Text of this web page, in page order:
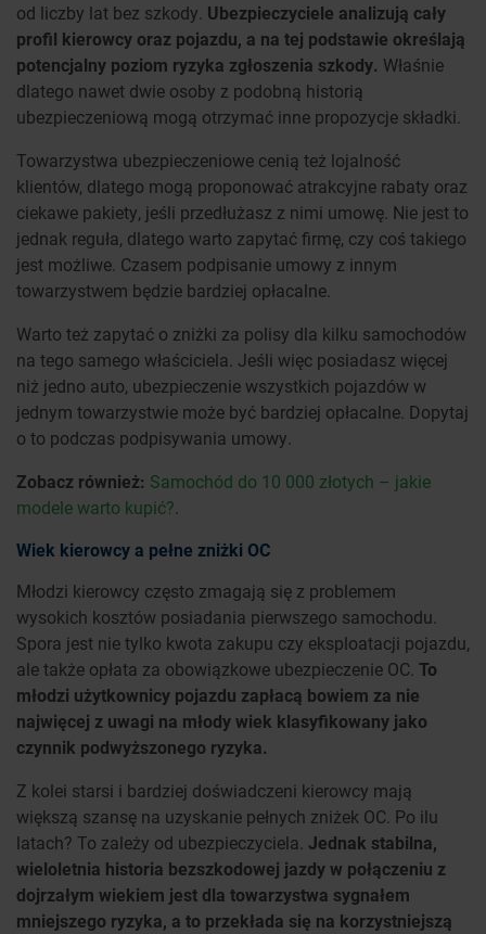
od liczby lat bez szkody. Ubezpieczyciele analizują cały
profil kierowcy oraz pojazdu, a na tej podstawie określają
potencjalny poziom ryzyka zgłoszenia szkody. Właśnie
dlatego nawet dwie osoby z podobną historią
ubezpieczeniową mogą otrzymać inne propozycje składki.
Towarzystwa ubezpieczeniowe cenią też lojalność
klientów, dlatego mogą proponować atrakcyjne rabaty oraz
ciekawe pakiety, jeśli przedłużasz z nimi umowę. Nie jest to
jednak reguła, dlatego warto zapytać firmę, czy coś takiego
jest możliwe. Czasem podpisanie umowy z innym
towarzystwem będzie bardziej opłacalne.
Warto też zapytać o zniżki za polisy dla kilku samochodów
na tego samego właściciela. Jeśli więc posiadasz więcej
niż jedno auto, ubezpieczenie wszystkich pojazdów w
jednym towarzystwie może być bardziej opłacalne. Dopytaj
o to podczas podpisywania umowy.
Zobacz również: Samochód do 10 000 złotych – jakie
modele warto kupić?.
Wiek kierowcy a pełne zniżki OC
Młodzi kierowcy często zmagają się z problemem
wysokich kosztów posiadania pierwszego samochodu.
Spora jest nie tylko kwota zakupu czy eksploatacji pojazdu,
ale także opłata za obowiązkowe ubezpieczenie OC. To
młodzi użytkownicy pojazdu zapłacą bowiem za nie
najwięcej z uwagi na młody wiek klasyfikowany jako
czynnik podwyższonego ryzyka.
Z kolei starsi i bardziej doświadczeni kierowcy mają
większą szansę na uzyskanie pełnych zniżek OC. Po ilu
latach? To zależy od ubezpieczyciela. Jednak stabilna,
wieloletnia historia bezszkodowej jazdy w połączeniu z
dojrzałym wiekiem jest dla towarzystwa sygnałem
mniejszego ryzyka, a to przekłada się na korzystniejszą